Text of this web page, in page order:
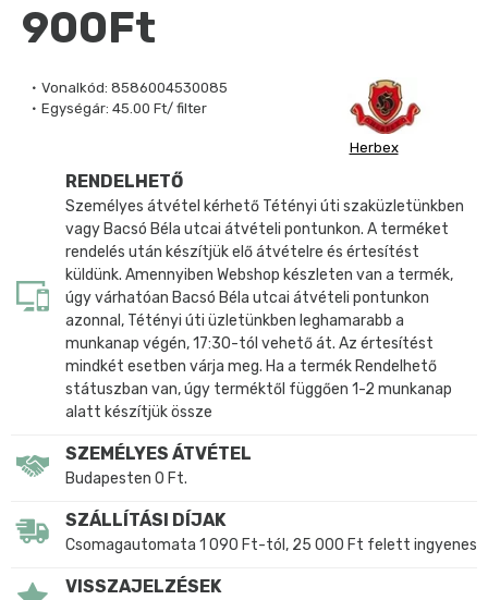
Vonalkód: 8586004530085
Egységár: 45.00 Ft/ filter
Herbex
900Ft
RENDELHETŐ
Személyes átvétel kérhető Tétényi úti szaküzletünkben
vagy Bacsó Béla utcai átvételi pontunkon. A terméket
rendelés után készítjük elő átvételre és értesítést
küldünk. Amennyiben Webshop készleten van a termék,
úgy várhatóan Bacsó Béla utcai átvételi pontunkon
azonnal, Tétényi úti üzletünkben leghamarabb a
munkanap végén, 17:30-tól vehető át. Az értesítést
mindkét esetben várja meg. Ha a termék Rendelhető
státuszban van, úgy terméktől függően 1-2 munkanap
alatt készítjük össze
SZEMÉLYES ÁTVÉTEL
Budapesten 0 Ft.
SZÁLLÍTÁSI DÍJAK
Csomagautomata 1 090 Ft-tól, 25 000 Ft felett ingyenes
VISSZAJELZÉSEK